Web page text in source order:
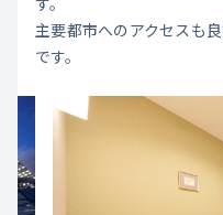
主要都市へのアクセスも
です。